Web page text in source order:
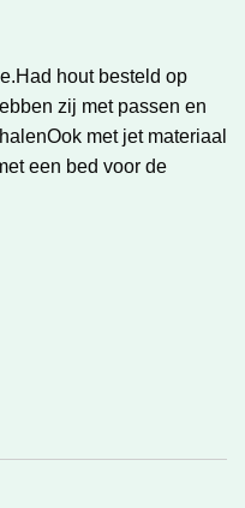
hout besteld op
zij met passen en
met jet materiaal
een bed voor de